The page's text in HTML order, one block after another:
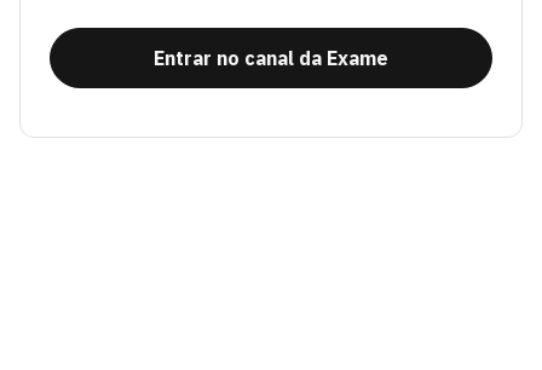
Entrar no canal da Exame